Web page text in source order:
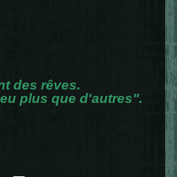
des rêves.
plus que d'autres".